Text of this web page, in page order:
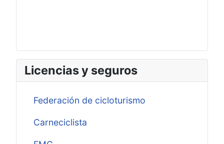
Licencias y seguros
Federación de cicloturismo
Carneciclista